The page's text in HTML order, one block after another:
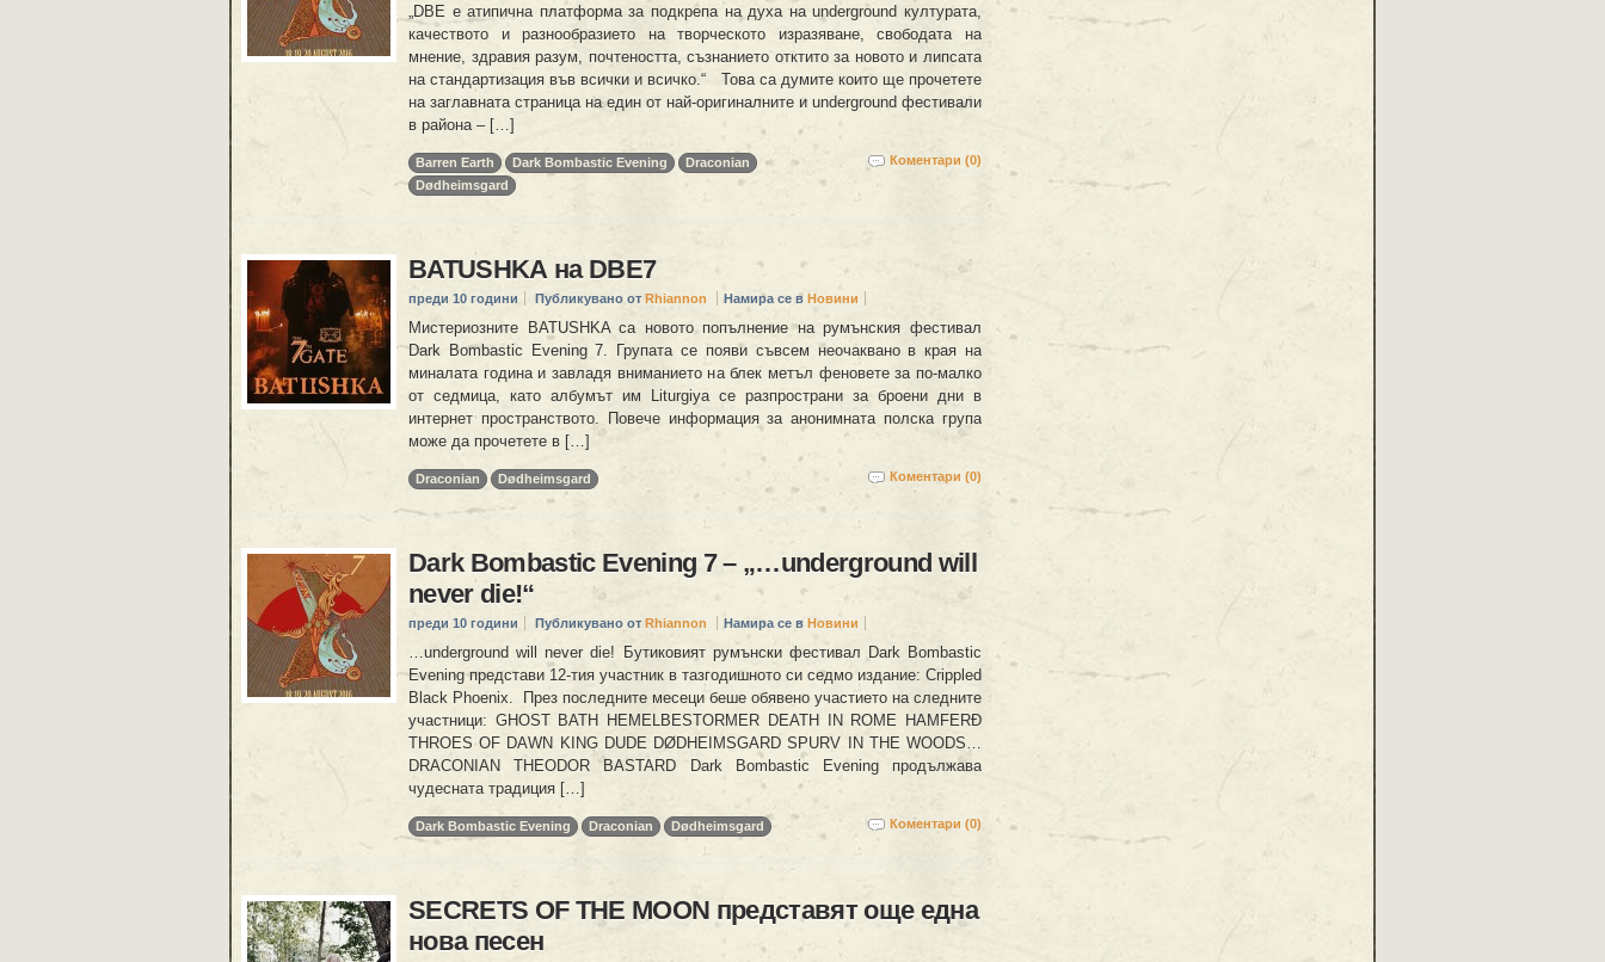
„DBE е атипичнa платформа за подкрепа на духа на underground културата,
качеството и разнообразието на творческото изразяване, свободата на
мнение, здравия разум, почтеността, съзнанието отктито за новото и липсата
на стандартизация във всички и всичко.“ Това са думите които ще прочетете
на заглавната страница на един от най-оригиналните и underground фестивали
в района – […]
Коментари (0)
Barren Earth Dark Bombastic Evening
Draconian
Dødheimsgard
BATUSHKА на DBE7
преди 10 години Публикувано от Rhiannon Намира се в Новини
Мистериозните BATUSHKA са новото попълнение на румънския фестивал
Dark Bombastic Evening 7. Групата се появи съвсем неочаквано в края на
миналата година и завладя вниманието на блек метъл феновете за по-малко
от седмица, като албумът им Liturgiya се разпространи за броени дни в
интернет пространството. Повече информация за анонимната полска група
може да прочетете в […]
Коментари (0)
Draconian Dødheimsgard
Dark Bombastic Evening 7 – „…underground will
never die!“
преди 10 години Публикувано от Rhiannon Намира се в Новини
…underground will never die! Бутиковият румънски фестивал Dark Bombastic
Evening представи 12-тия участник в тазгодишното си седмо издание: Crippled
Black Phoenix. През последните месеци беше обявено участието на следните
участници: GHOST BATH HEMELBESTORMER DEATH IN ROME HAMFERÐ
THROES OF DAWN KING DUDE DØDHEIMSGARD SPURV IN THE WOODS…
DRACONIAN THEODOR BASTARD Dark Bombastic Evening продължава
чудесната традиция […]
Коментари (0)
Dark Bombastic Evening Draconian Dødheimsgard
SECRETS OF THE MOON представят още една
нова песен